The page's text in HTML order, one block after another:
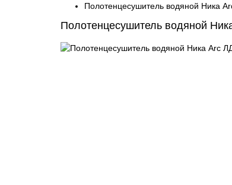
Полотенцесушитель водяной Ника
Полотенцесушитель водяной